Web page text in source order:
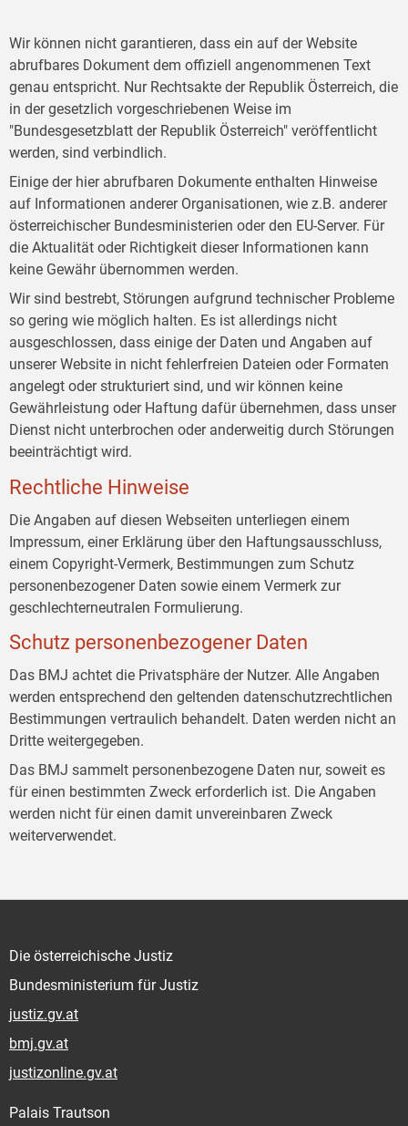
Wir können nicht garantieren, dass ein auf der Website
abrufbares Dokument dem offiziell angenommenen Text
genau entspricht. Nur Rechtsakte der Republik Österreich, die
in der gesetzlich vorgeschriebenen Weise im
"Bundesgesetzblatt der Republik Österreich" veröffentlicht
werden, sind verbindlich.
Einige der hier abrufbaren Dokumente enthalten Hinweise
auf Informationen anderer Organisationen, wie z.B. anderer
österreichischer Bundesministerien oder den EU-Server. Für
die Aktualität oder Richtigkeit dieser Informationen kann
keine Gewähr übernommen werden.
Wir sind bestrebt, Störungen aufgrund technischer Probleme
so gering wie möglich halten. Es ist allerdings nicht
ausgeschlossen, dass einige der Daten und Angaben auf
unserer Website in nicht fehlerfreien Dateien oder Formaten
angelegt oder strukturiert sind, und wir können keine
Gewährleistung oder Haftung dafür übernehmen, dass unser
Dienst nicht unterbrochen oder anderweitig durch Störungen
beeinträchtigt wird.
Rechtliche Hinweise
Die Angaben auf diesen Webseiten unterliegen einem
Impressum, einer Erklärung über den Haftungsausschluss,
einem Copyright-Vermerk, Bestimmungen zum Schutz
personenbezogener Daten sowie einem Vermerk zur
geschlechterneutralen Formulierung.
Schutz personenbezogener Daten
Das BMJ achtet die Privatsphäre der Nutzer. Alle Angaben
werden entsprechend den geltenden datenschutzrechtlichen
Bestimmungen vertraulich behandelt. Daten werden nicht an
Dritte weitergegeben.
Das BMJ sammelt personenbezogene Daten nur, soweit es
für einen bestimmten Zweck erforderlich ist. Die Angaben
werden nicht für einen damit unvereinbaren Zweck
weiterverwendet.
Die österreichische Justiz
Bundesministerium für Justiz
justiz.gv.at
bmj.gv.at
justizonline.gv.at
Palais Trautson